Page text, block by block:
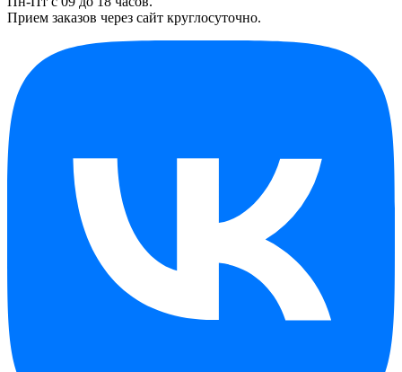
Прием заказов через сайт круглосуточно.